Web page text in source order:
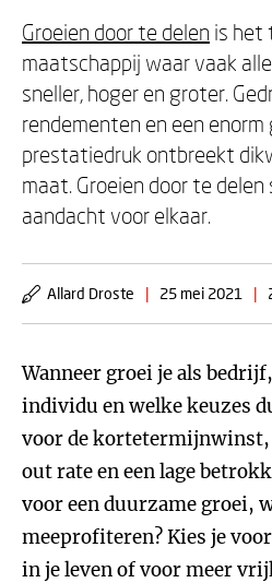
Groeien door te delen is het
maatschappij waar vaak
sneller, hoger en groter.
rendementen en een enorm
prestatiedruk ontbreekt
maat. Groeien door te
aandacht voor elkaar.
Allard Droste | 25 mei 2021 |
Wanneer groei je als
individu en welke keuzes
voor de kortetermijnwinst,
out rate en een lage
voor een duurzame groei,
meeprofiteren? Kies je
in je leven of voor meer